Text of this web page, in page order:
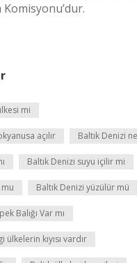
mi
açılır Baltık Denizi
Baltık Denizi suyu içilir mi
mu Baltık Denizi yüzülür mü
Balığı Var mı
ülkelerin kıyısı vardır